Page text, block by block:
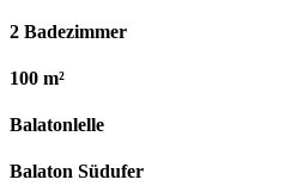
2 Badezimmer
100 m²
Balatonlelle
Balaton Südufer